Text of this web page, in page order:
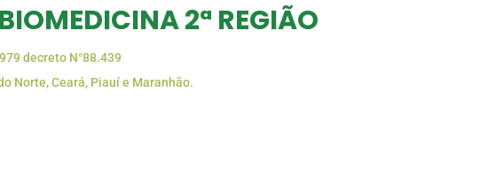
2ª REGIÃO
decreto N°88.439
Norte, Ceará, Piauí e Maranhão.